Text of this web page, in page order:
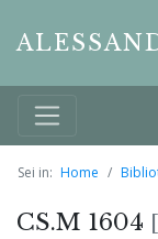
Sei in: Home
CS.M 1604